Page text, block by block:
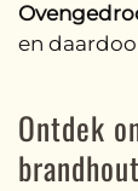
en
Ontdek